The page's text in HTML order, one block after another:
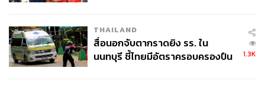
437
THAILAND
สื่อนอกจับตากราดยิง รร. ใน
นนทบุรี ชี้ไทยมีอัตราครอบครองปืน
1.3K